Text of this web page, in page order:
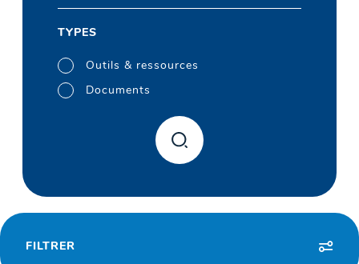
TYPES
Outils & ressources
Documents
FILTRER